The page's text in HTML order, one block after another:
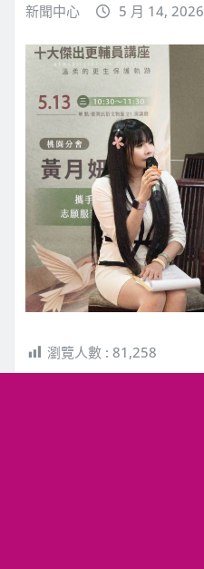
新聞中心 5 月 14, 2026
瀏覽人數 : 81,258